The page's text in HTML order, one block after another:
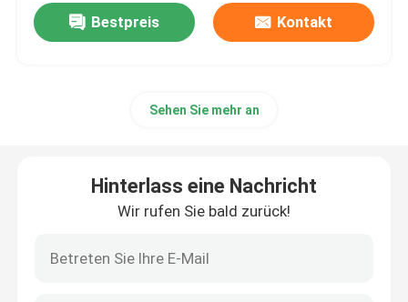
Bestpreis Kontakt
Sehen Sie mehr an
Hinterlass eine Nachricht
Wir rufen Sie bald zurück!